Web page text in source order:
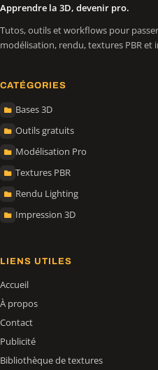
Apprendre la 3D, devenir pro.
Tutos, outils et workflows pour
modélisation, rendu, textures PBR et
CATÉGORIES
Bases 3D
Outils gratuits
Modélisation Pro
Textures PBR
Rendu Lighting
Impression 3D
LIENS UTILES
Accueil
À propos
Contact
Publicité
Bibliothèque de textures